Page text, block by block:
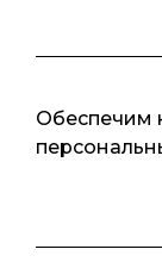
Обеспечим